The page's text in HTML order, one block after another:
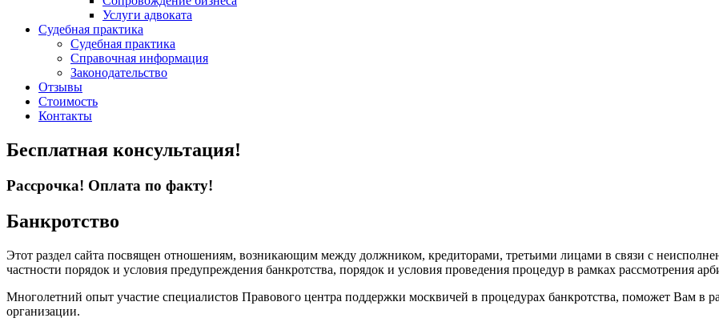
Услуги адвоката
Судебная практика
Судебная практика
Справочная информация
Законодательство
Отзывы
Стоимость
Контакты
Бесплатная консультация!
Рассрочка! Оплата по факту!
Банкротство
Этот раздел сайта посвящен отношениям, возникающим между должником, кредиторами, третьими лицами в связи с
частности порядок и условия предупреждения банкротства, порядок и условия проведения процедур в рамках рассмотрения
Многолетний опыт участие специалистов Правового центра поддержки москвичей в процедурах банкротства, поможет Вам в
организации.